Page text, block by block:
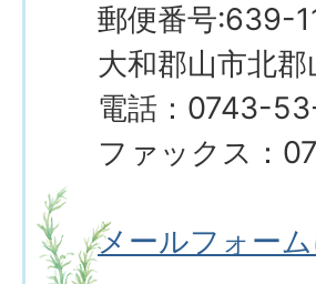
郵便番号:639-
大和郡山市北
電話：0743-
ファックス：
メールフォー